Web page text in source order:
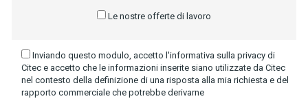
Le nostre offerte di lavoro
Inviando questo modulo, accetto l'informativa sulla privacy di
Citec e accetto che le informazioni inserite siano utilizzate da Citec
nel contesto della definizione di una risposta alla mia richiesta e del
rapporto commerciale che potrebbe derivarne